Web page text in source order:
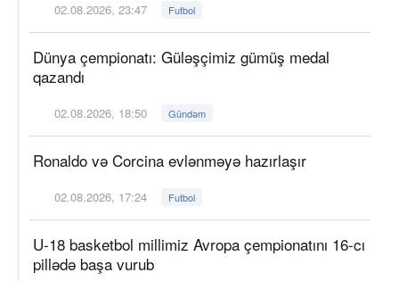
02.08.2026, 23:47 Futbol
Dünya çempionatı: Güləşçimiz gümüş medal
qazandı
02.08.2026, 18:50 Gündəm
Ronaldo və Corcina evlənməyə hazırlaşır
02.08.2026, 17:24 Futbol
U-18 basketbol millimiz Avropa çempionatını 16-cı
pillədə başa vurub